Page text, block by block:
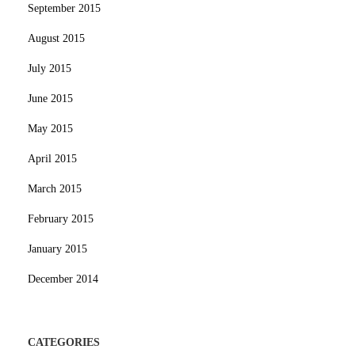
September 2015
August 2015
July 2015
June 2015
May 2015
April 2015
March 2015
February 2015
January 2015
December 2014
CATEGORIES